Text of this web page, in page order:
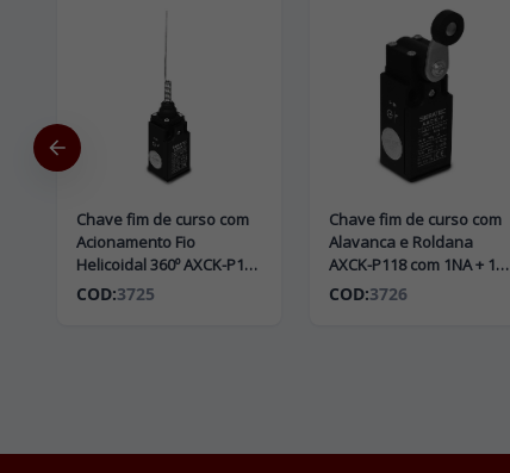
Chave fim de curso com
Acionamento Fio
Helicoidal 360º AXCK-P106
com 1NA + 1NF e Corpo
COD:3725
Chave fim de curso com
Alavanca e Roldana
AXCK-P118 com 1NA + 1NF
e Corpo Plástico
COD:3726